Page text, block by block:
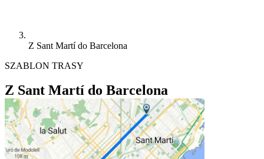
Z Sant Martí do Barcelona
SZABLON TRASY
Z Sant Martí do Barcelona